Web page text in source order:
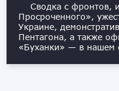
Сводка с фронтов,
Просроченного»,
Украине,
Пентагона, а также
«Буханки» — в нашем